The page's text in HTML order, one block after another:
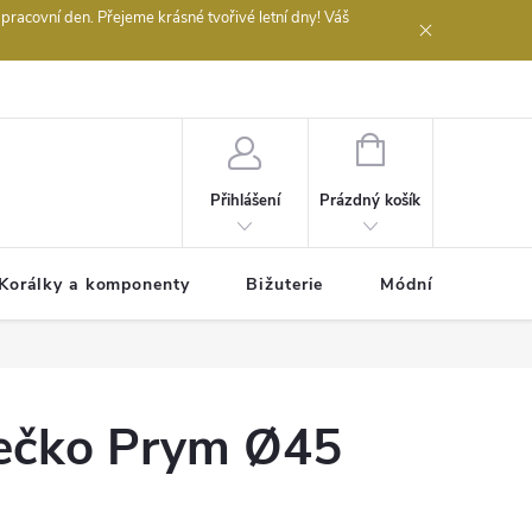
den. Přejeme krásné tvořivé letní dny! Váš
Přihlášení
NÁKUPNÍ
Prázdný košík
Korálky a komponenty Bižuterie Módní doplňky
Prym Ø45